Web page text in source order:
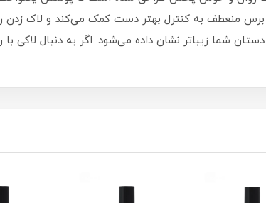
برس منعطف به کنترل بهتر دست کمک می‌کند و لاک زدن
شما زیباتر نشان داده می‌شود. اگر به دنبال لاکی